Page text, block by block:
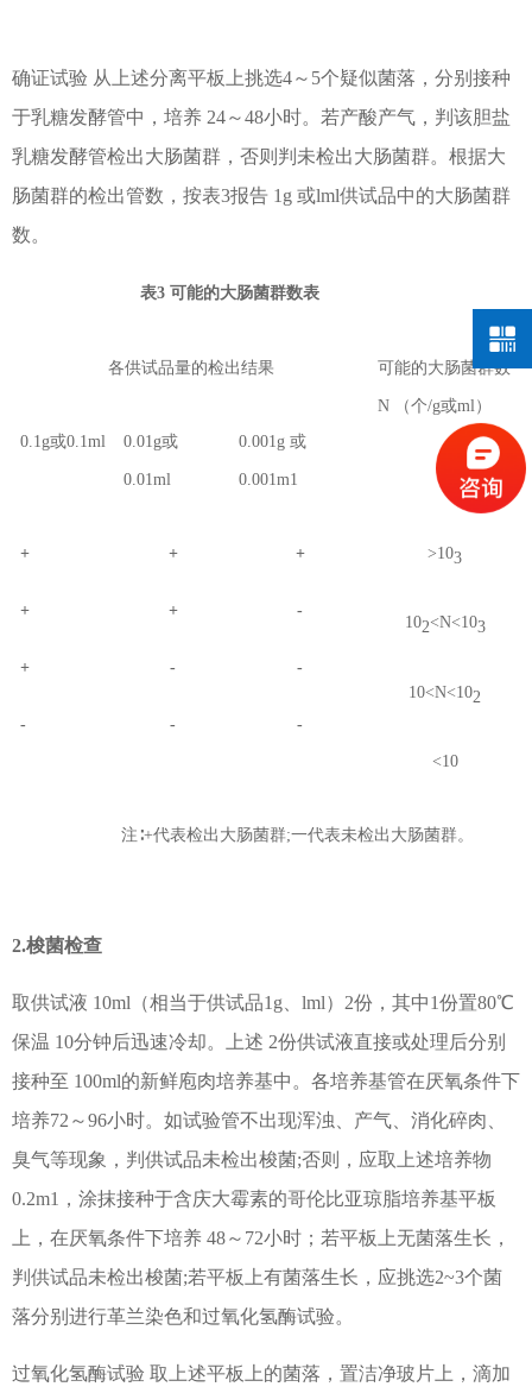
确证试验 从上述分离平板上挑选4～5个疑似菌落，分别接种
于乳糖发酵管中， 培养 24～48小时。若产酸产气，判该胆盐
乳糖发酵管检出大肠菌群，否则判未检出大肠菌群。根据大
肠菌群的检出管数，按表3报告 1g 或lml供试品中的大肠菌群
数。
表3 可能的大肠菌群数表
各供试品量的检出结果 可能的大肠菌群数
N （个/g或ml）
0.1g或0.1ml
0.01g或
0.01ml
0.001g 或
0.001m1
+
+
+
-
+
+
-
-
+
-
-
-
>103
102<N<103
10<N<102
<10
注 ∶+代表检出大肠菌群;一代表未检出大肠菌群。
2.梭菌检查
取供试液 10ml（相当于供试品1g、lml）2份，其中1份置80℃
保温 10分钟后迅速冷却。上述 2份供试液直接或处理后分别
接种至 100ml的新鲜庖肉培养基中。各培养基管在厌氧条件下
培养72～96小时。如试验管不出现浑浊、产气、消化碎肉、
臭气等现象，判供试品未检出梭菌;否则，应取上述培养物
0.2m1，涂抹接种于含庆大霉素的哥伦比亚琼脂培养基平板
上，在厌氧条件下培养 48～72小时 ；若平板上无菌落生长，
判供试品未检出梭菌;若平板上有菌落生长，应挑选2~3个菌
落分别进行革兰染色和过氧化氢酶试验。
过氧化氢酶试验 取上述平板上的菌落，置洁净玻片上，滴加